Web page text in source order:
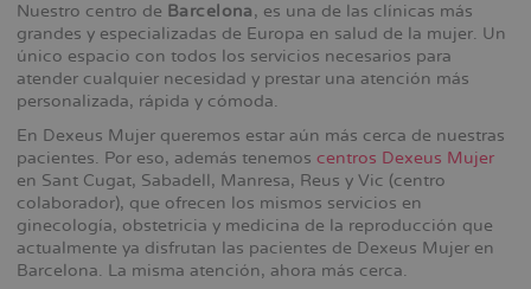
Nuestro centro de Barcelona, es una de las clínicas más
grandes y especializadas de Europa en salud de la mujer. Un
único espacio con todos los servicios necesarios para
atender cualquier necesidad y prestar una atención más
personalizada, rápida y cómoda.
En Dexeus Mujer queremos estar aún más cerca de nuestras
pacientes. Por eso, además tenemos centros Dexeus Mujer
en Sant Cugat, Sabadell, Manresa, Reus y Vic (centro
colaborador), que ofrecen los mismos servicios en
ginecología, obstetricia y medicina de la reproducción que
actualmente ya disfrutan las pacientes de Dexeus Mujer en
Barcelona. La misma atención, ahora más cerca.